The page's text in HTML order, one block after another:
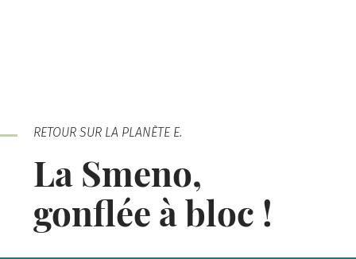
RETOUR SUR LA PLANÈTE E.
La Smeno,
gonflée à bloc !